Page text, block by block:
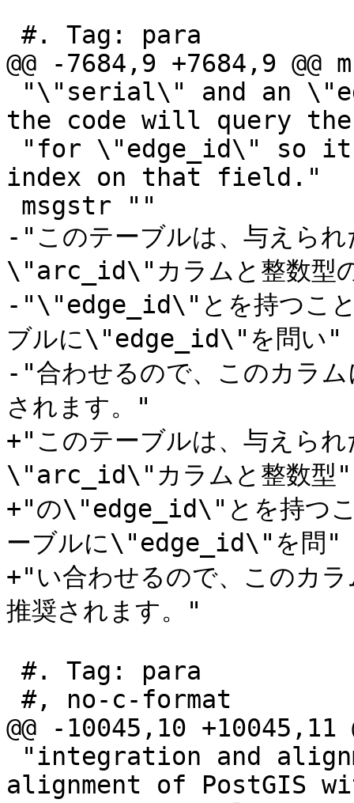
@@ -7684,9 +7684,9 @@
the code will query
index on that field."
-"このテーブルは、与え
\"arc_id\"カラムと整数型
-"\"edge_id\"とを持つこと
ブルに\"edge_id\"を問い"
-"合わせるので、このカラ
されます。"
+"このテーブルは、与え
\"arc_id\"カラムと整数型"
+"の\"edge_id\"とを持つこ
ーブルに\"edge_id\"を問"
+"い合わせるので、このカ
推奨されます。"
@@ -10045,10 +10045,11
alignment of PostGIS